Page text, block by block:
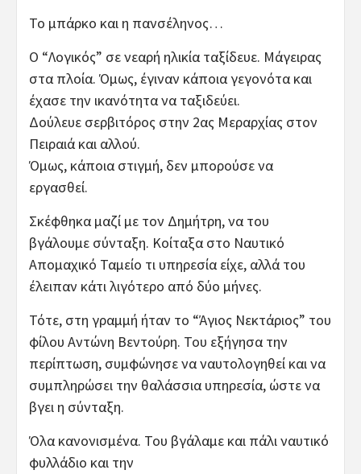
Το μπάρκο και η πανσέληνος…
Ο “Λογικός” σε νεαρή ηλικία ταξίδευε. Μάγειρας
στα πλοία. Όμως, έγιναν κάποια γεγονότα και
έχασε την ικανότητα να ταξιδεύει.
Δούλευε σερβιτόρος στην 2ας Μεραρχίας στον
Πειραιά και αλλού.
Όμως, κάποια στιγμή, δεν μπορούσε να
εργασθεί.
Σκέφθηκα μαζί με τον Δημήτρη, να του
βγάλουμε σύνταξη. Κοίταξα στο Ναυτικό
Απομαχικό Ταμείο τι υπηρεσία είχε, αλλά του
έλειπαν κάτι λιγότερο από δύο μήνες.
Τότε, στη γραμμή ήταν το “Άγιος Νεκτάριος” του
φίλου Αντώνη Βεντούρη. Του εξήγησα την
περίπτωση, συμφώνησε να ναυτολογηθεί και να
συμπληρώσει την θαλάσσια υπηρεσία, ώστε να
βγει η σύνταξη.
Όλα κανονισμένα. Του βγάλαμε και πάλι ναυτικό
φυλλάδιο και την